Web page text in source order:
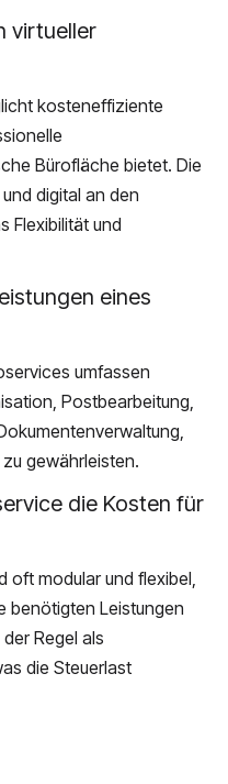
virtueller
kosteneffiziente
Bürofläche bietet. Die
digital an den
Flexibilität und
eines
umfassen
Postbearbeitung,
gewährleisten.
die Kosten für
oft modular und flexibel,
benötigten Leistungen
Regel als
die Steuerlast